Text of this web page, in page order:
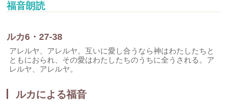
福音朗読
ルカ6・27-38
アレルヤ、アレルヤ。互いに愛し合うなら神はわたしたちと
ともにおられ、その愛はわたしたちのうちに全うされる。ア
レルヤ、アレルヤ。
ルカによる福音